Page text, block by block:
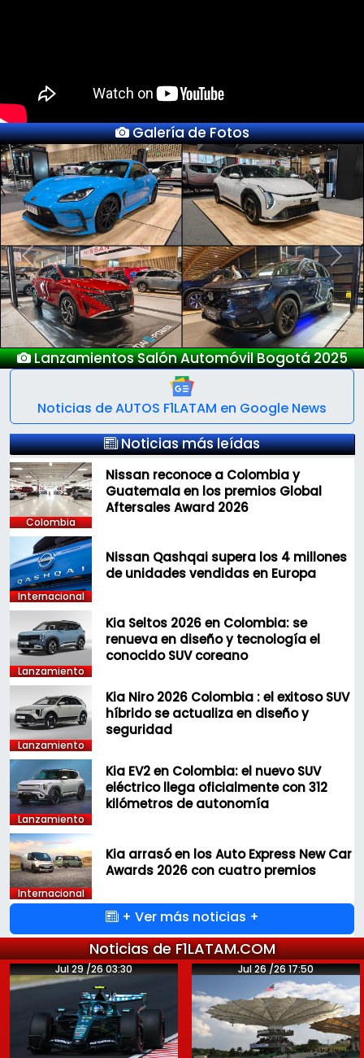
Galería de Fotos
Lanzamientos Salón Automóvil Bogotá 2025
Previous Next
Noticias de AUTOS F1LATAM en Google News
Noticias más leídas
Colombia
Nissan reconoce a Colombia y
Guatemala en los premios Global
Aftersales Award 2026
Internacional
Nissan Qashqai supera los 4 millones
de unidades vendidas en Europa
Lanzamiento
Kia Seltos 2026 en Colombia: se
renueva en diseño y tecnología el
conocido SUV coreano
Lanzamiento
Kia Niro 2026 Colombia : el exitoso SUV
híbrido se actualiza en diseño y
seguridad
Lanzamiento
Kia EV2 en Colombia: el nuevo SUV
eléctrico llega oficialmente con 312
kilómetros de autonomía
Internacional
Kia arrasó en los Auto Express New Car
Awards 2026 con cuatro premios
+ Ver más noticias +
Noticias de F1LATAM.COM
Jul 29 /26 03:30 Jul 26 /26 17:50